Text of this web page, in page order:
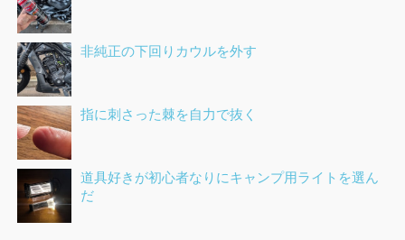
非純正の下回りカウルを外す
指に刺さった棘を自力で抜く
道具好きが初心者なりにキャンプ用ライトを選ん
だ